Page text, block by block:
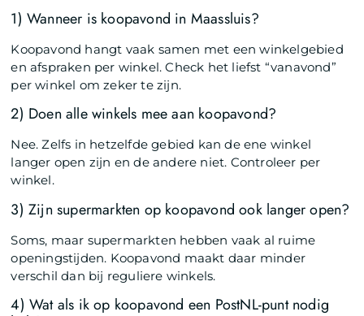
1) Wanneer is koopavond in Maassluis?
Koopavond hangt vaak samen met een winkelgebied
en afspraken per winkel. Check het liefst “vanavond”
per winkel om zeker te zijn.
2) Doen alle winkels mee aan koopavond?
Nee. Zelfs in hetzelfde gebied kan de ene winkel
langer open zijn en de andere niet. Controleer per
winkel.
3) Zijn supermarkten op koopavond ook langer open?
Soms, maar supermarkten hebben vaak al ruime
openingstijden. Koopavond maakt daar minder
verschil dan bij reguliere winkels.
4) Wat als ik op koopavond een PostNL-punt nodig